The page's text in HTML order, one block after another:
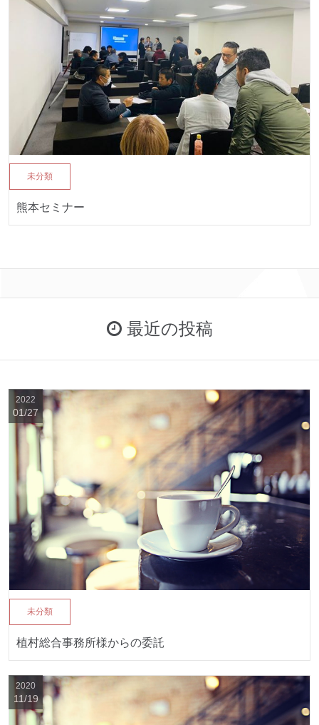
未分類
熊本セミナー
最近の投稿
未分類
植村総合事務所様からの委託
2022
01/27
2020
11/19